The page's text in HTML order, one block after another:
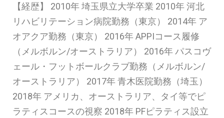
【経歴】 2010年 埼玉県立大学卒業 2010年 河北
リハビリテーション病院勤務（東京） 2014年 ア
オアクア勤務（東京） 2016年 APPIコース履修
（メルボルン/オーストラリア） 2016年 パスコヴ
ェール・フットボールクラブ勤務（メルボルン/
オーストラリア） 2017年 青木医院勤務（埼玉）
2018年 アメリカ、オーストラリア、タイ等でピ
ラティスコースの視察 2018年 PFピラティス設立